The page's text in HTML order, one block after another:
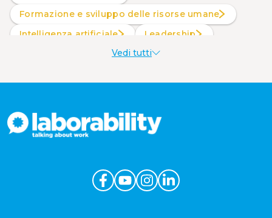
Formazione e sviluppo delle risorse umane
intelligenza artificiale
Leadership
Produttività al lavoroVedi tutti